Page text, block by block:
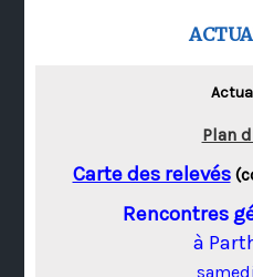
Plan
Carte des relevés
Rencontres
à